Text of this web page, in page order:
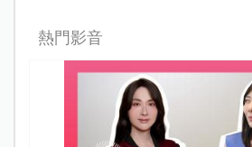
熱門影音